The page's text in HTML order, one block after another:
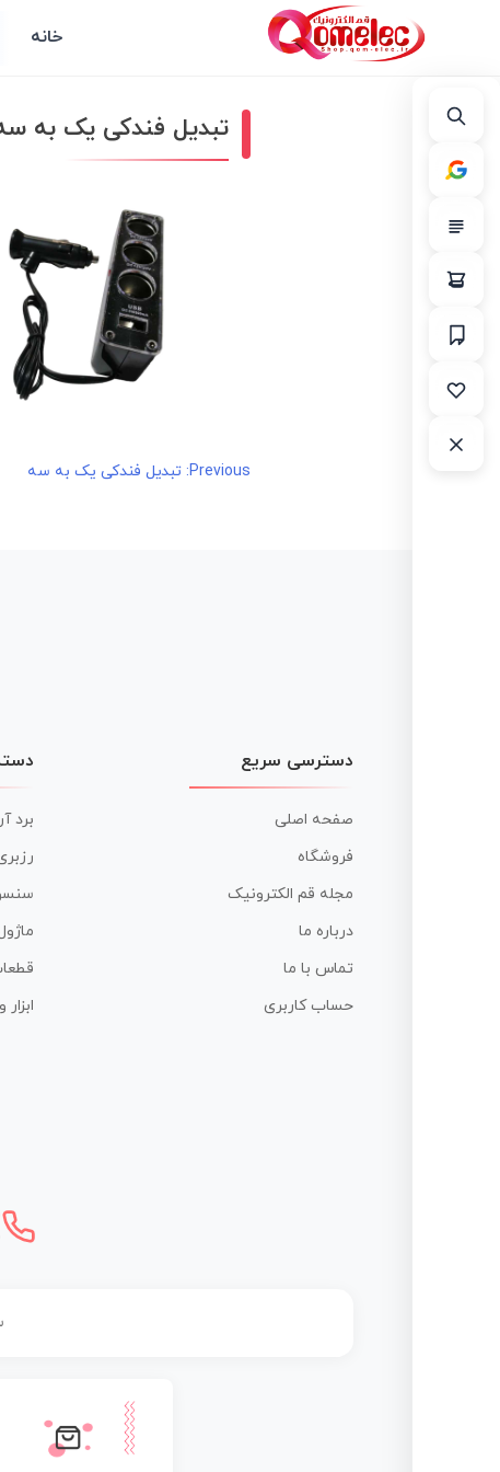
خانه
تبدیل فندکی یک به
راهبری
Previous: تبدیل فندکی یک به سه
دسترسی سریع
صفحه اصلی
فروشگاه
مجله قم الکترونیک
درباره ما
تماس با ما
حساب کاربری
برد